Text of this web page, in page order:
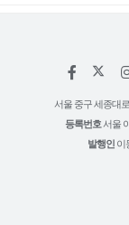
페
스
서울 중구 세종대
등록번호 서울
발행인 이